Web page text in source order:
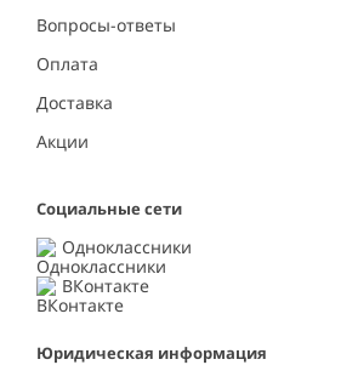
Вопросы-ответы
Оплата
Доставка
Акции
Социальные сети
Одноклассники
ВКонтакте
Юридическая информация